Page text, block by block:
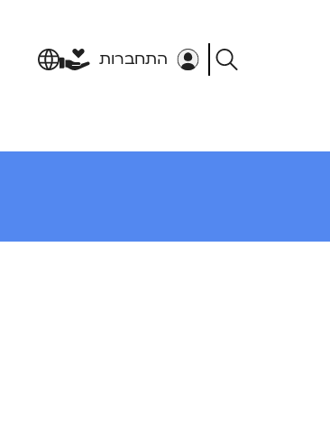
התחברות